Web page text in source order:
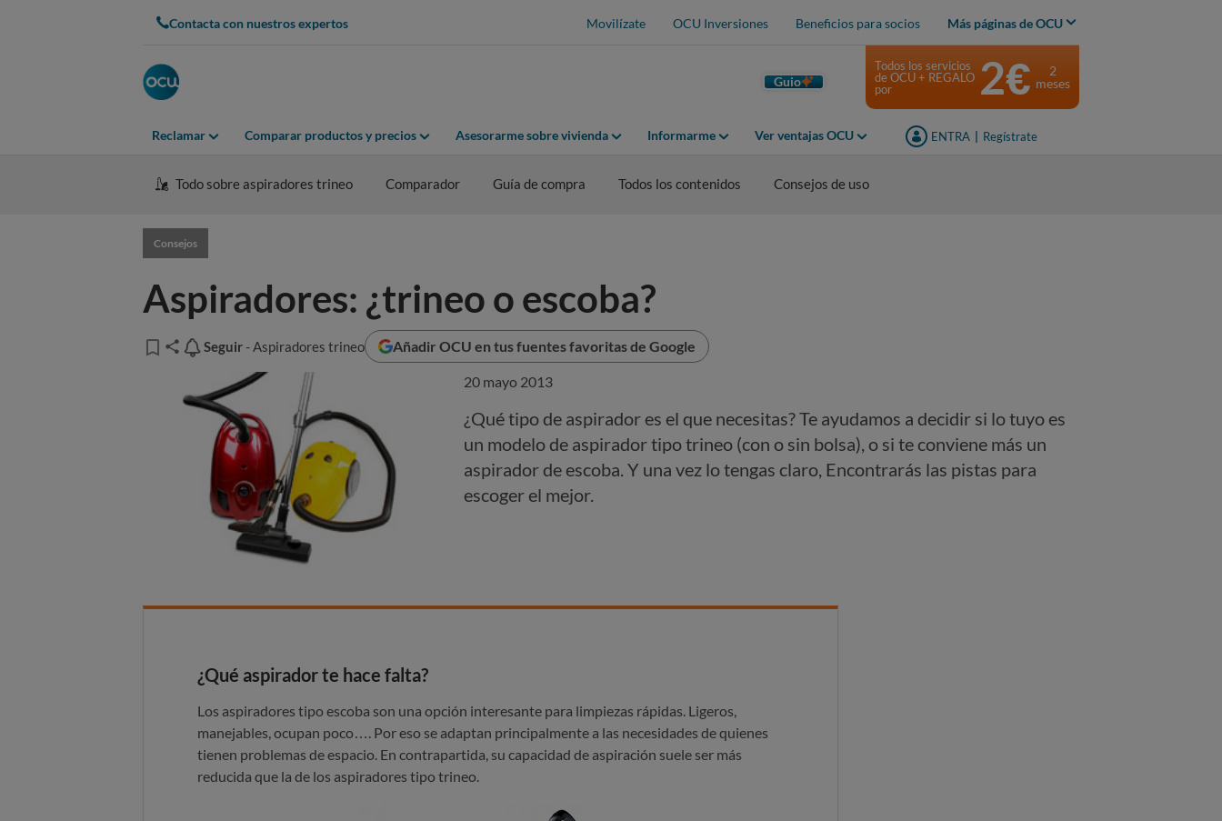
Contacta con nuestros expertos Movilízate OCU Inversiones Beneficios para socios Más páginas de OCU
Guio
Reclamar Comparar productos y precios Asesorarme sobre vivienda Informarme Ver ventajas OCU ENTRA Regístrate
Todos los servicios
de OCU + REGALO
por
2€
2
meses
Todo sobre aspiradores trineo Comparador Guía de compra Todos los contenidos Consejos de uso
Consejos
Aspiradores: ¿trineo o escoba?
Seguir
Seguir - Aspiradores trineo Añadir OCU en tus fuentes favoritas de Google
20 mayo 2013
¿Qué tipo de aspirador es el que necesitas? Te ayudamos a decidir si lo tuyo es
un modelo de aspirador tipo trineo (con o sin bolsa), o si te conviene más un
aspirador de escoba. Y una vez lo tengas claro, Encontrarás las pistas para
escoger el mejor.
¿Qué aspirador te hace falta?
Los aspiradores tipo escoba son una opción interesante para limpiezas rápidas. Ligeros,
manejables, ocupan poco…. Por eso se adaptan principalmente a las necesidades de quienes
tienen problemas de espacio. En contrapartida, su capacidad de aspiración suele ser más
reducida que la de los aspiradores tipo trineo.